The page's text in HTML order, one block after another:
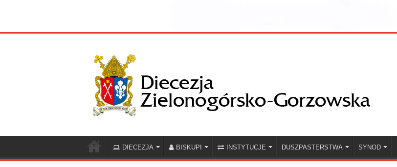
DIECEZJA BISKUPI INSTYTUCJE DUSZPASTERSTWA SYNOD